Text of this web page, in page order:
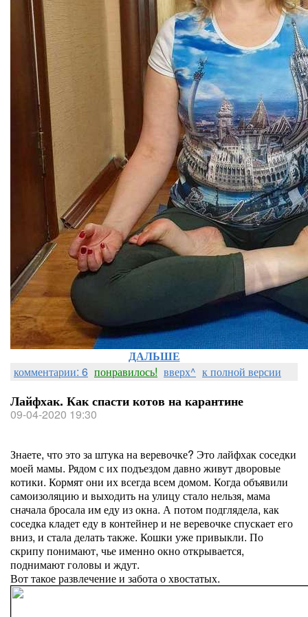
ДАЛЬШЕ
комментарии: 6 понравилось! вверх^ к полной версии
Лайфхак. Как спасти котов на карантине
09-04-2020 19:30
Знаете, что это за штука на веревочке? Это лайфхак соседки
моей мамы. Рядом с их подъездом давно живут дворовые
котики. Кормят они их всегда всем домом. Когда объявили
самоизоляцию и выходить на улицу стало нельзя, мама
сначала бросала им еду из окна. А потом подглядела, как
соседка кладет еду в контейнер и не веревочке спускает его
вниз, и стала делать также. Кошки уже привыкли. По
скрипу понимают, чье именно окно открывается,
поднимают головы и ждут.
Вот такое развлечение и забота о хвостатых.